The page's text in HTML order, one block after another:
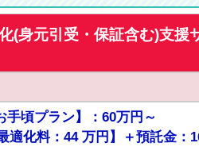
(身元引受・保証含む)支援
手頃プラン】：60万円～
適化料：44 万円】＋預託金：